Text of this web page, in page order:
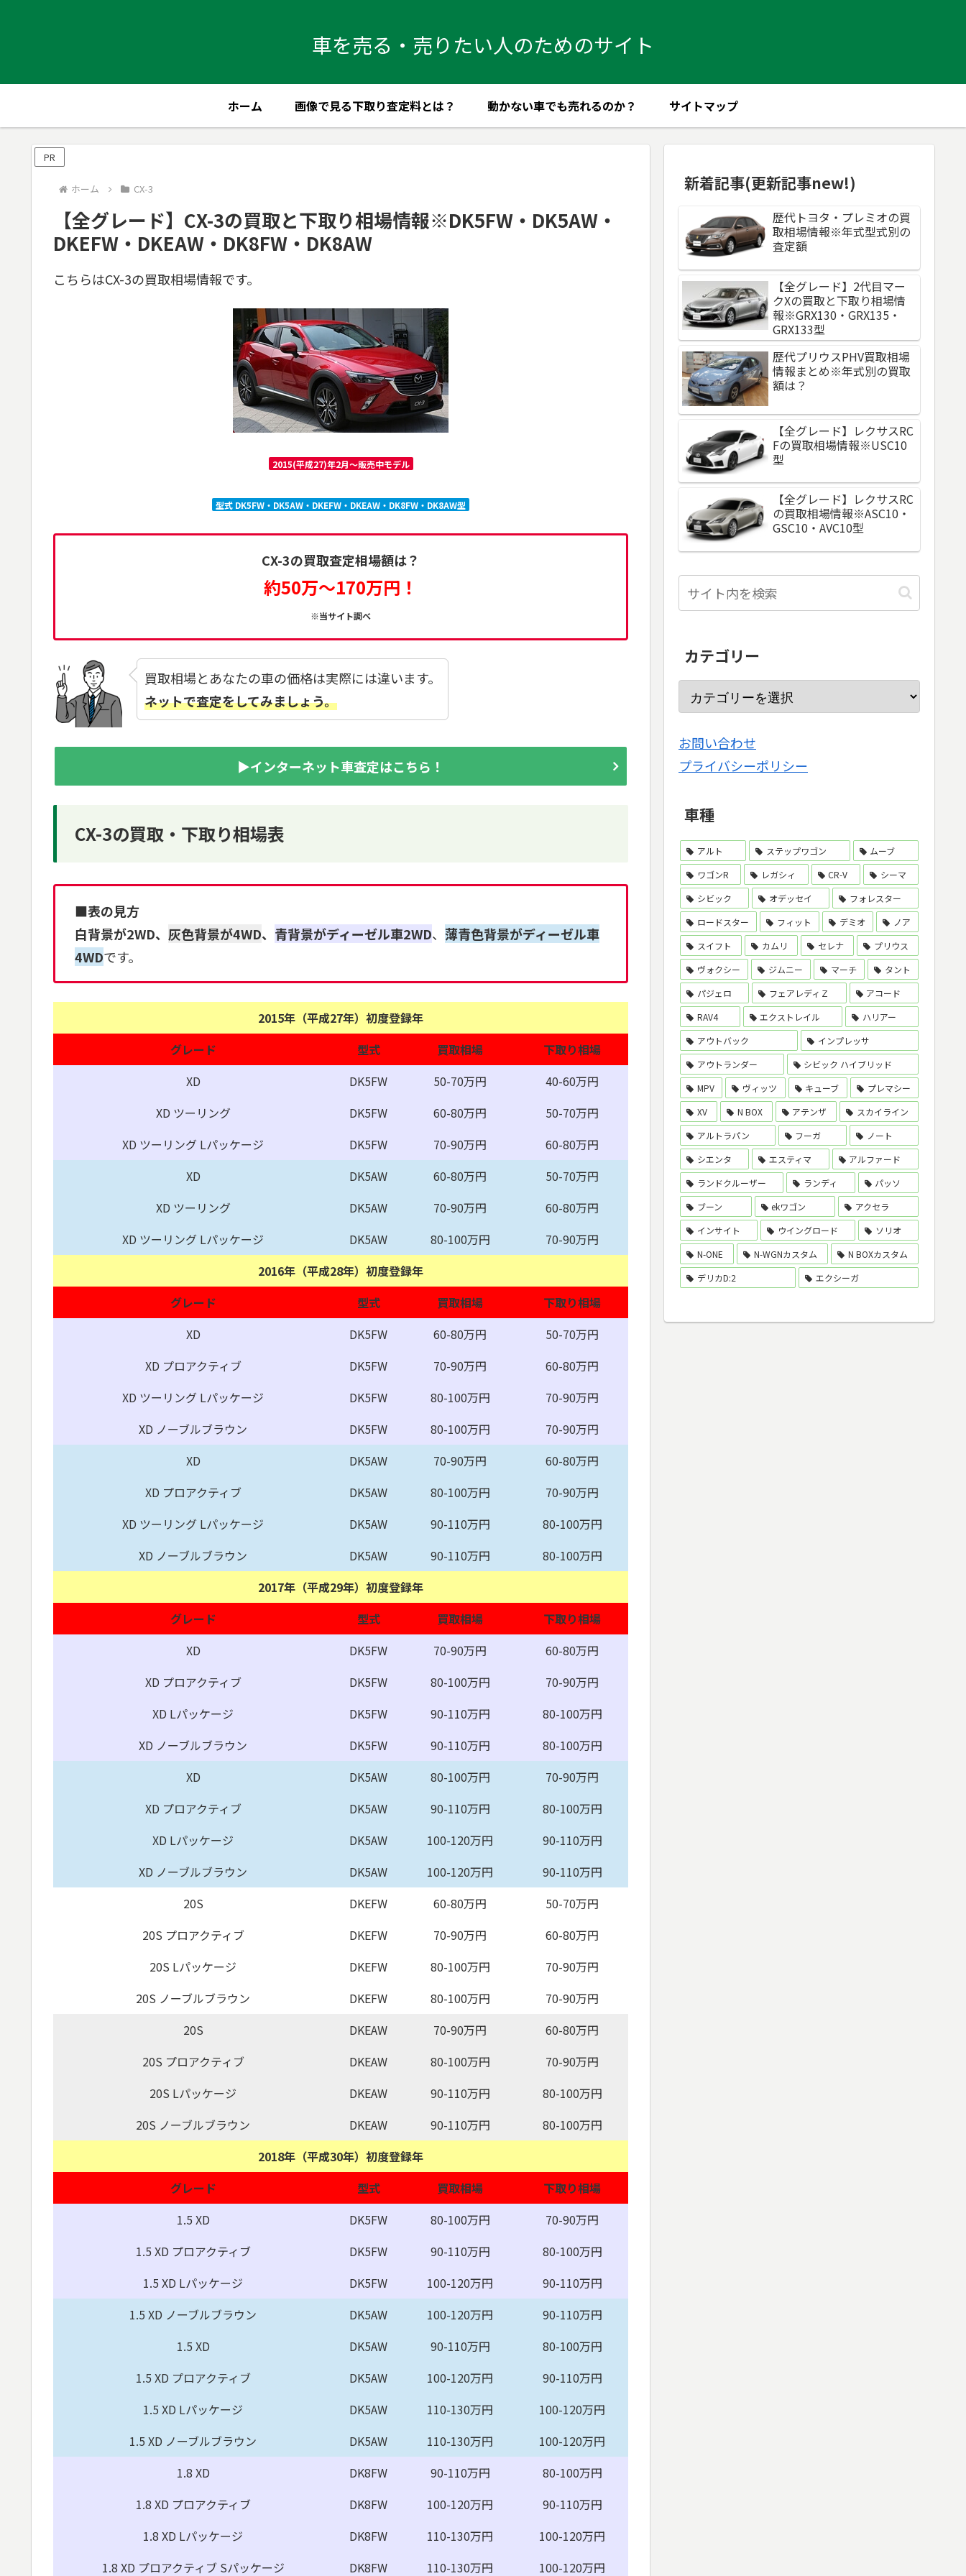
車を売る・売りたい人のためのサイト
ホーム 画像で見る下取り査定料とは？ 動かない車でも売れるのか？ サイトマップ
PR
ホーム CX-3
【全グレード】CX-3の買取と下取り相場情報※DK5FW・DK5AW・
DKEFW・DKEAW・DK8FW・DK8AW
こちらはCX-3の買取相場情報です。
2015(平成27)年2月～販売中モデル
型式 DK5FW・DK5AW・DKEFW・DKEAW・DK8FW・DK8AW型
CX-3の買取査定相場額は？
約50万～170万円！
※当サイト調べ
買取相場とあなたの車の価格は実際には違います。
ネットで査定をしてみましょう。
▶インターネット車査定はこちら！
CX-3の買取・下取り相場表
■表の見方
白背景が2WD、 灰色背景が4WD、 青背景がディーゼル車2WD、 薄青色背景がディーゼル車
4WDです。
2015年（平成27年）初度登録年
グレード
型式 買取相場
下取り相場
XD
DK5FW 50-70万円
40-60万円
XD ツーリング
DK5FW 60-80万円
50-70万円
XD ツーリング Lパッケージ
DK5FW 70-90万円
60-80万円
XD
DK5AW 60-80万円
50-70万円
XD ツーリング
DK5AW 70-90万円
60-80万円
XD ツーリング Lパッケージ
DK5AW 80-100万円
70-90万円
2016年（平成28年）初度登録年
グレード
型式 買取相場
下取り相場
XD
DK5FW 60-80万円
50-70万円
XD プロアクティブ
DK5FW 70-90万円
60-80万円
XD ツーリング Lパッケージ
DK5FW 80-100万円
70-90万円
XD ノーブルブラウン
DK5FW 80-100万円
70-90万円
XD
DK5AW 70-90万円
60-80万円
XD プロアクティブ
DK5AW 80-100万円
70-90万円
XD ツーリング Lパッケージ
DK5AW 90-110万円
80-100万円
XD ノーブルブラウン
DK5AW 90-110万円
80-100万円
2017年（平成29年）初度登録年
グレード
型式 買取相場
下取り相場
XD
DK5FW 70-90万円
60-80万円
XD プロアクティブ
DK5FW 80-100万円
70-90万円
XD Lパッケージ
DK5FW 90-110万円
80-100万円
XD ノーブルブラウン
DK5FW 90-110万円
80-100万円
XD
DK5AW 80-100万円
70-90万円
XD プロアクティブ
DK5AW 90-110万円
80-100万円
XD Lパッケージ
DK5AW 100-120万円
90-110万円
XD ノーブルブラウン
DK5AW 100-120万円
90-110万円
20S
DKEFW 60-80万円
50-70万円
20S プロアクティブ
DKEFW 70-90万円
60-80万円
20S Lパッケージ
DKEFW 80-100万円
70-90万円
20S ノーブルブラウン
DKEFW 80-100万円
70-90万円
20S
DKEAW 70-90万円
60-80万円
20S プロアクティブ
DKEAW 80-100万円
70-90万円
20S Lパッケージ
DKEAW 90-110万円
80-100万円
20S ノーブルブラウン
DKEAW 90-110万円
80-100万円
2018年（平成30年）初度登録年
グレード
型式 買取相場
下取り相場
1.5 XD
DK5FW 80-100万円
70-90万円
1.5 XD プロアクティブ
DK5FW 90-110万円
80-100万円
1.5 XD Lパッケージ
DK5FW 100-120万円
90-110万円
1.5 XD ノーブルブラウン
DK5AW 100-120万円
90-110万円
1.5 XD
DK5AW 90-110万円
80-100万円
1.5 XD プロアクティブ
DK5AW 100-120万円
90-110万円
1.5 XD Lパッケージ
DK5AW 110-130万円
100-120万円
1.5 XD ノーブルブラウン
DK5AW 110-130万円
100-120万円
1.8 XD
DK8FW 90-110万円
80-100万円
1.8 XD プロアクティブ
DK8FW 100-120万円
90-110万円
1.8 XD Lパッケージ
DK8FW 110-130万円
100-120万円
1.8 XD プロアクティブ Sパッケージ
DK8FW 110-130万円 100-120万円
新着記事(更新記事new!)
歴代トヨタ・プレミオの買
取相場情報※年式型式別の
査定額
【全グレード】2代目マー
クXの買取と下取り相場情
報※GRX130・GRX135・
GRX133型
歴代プリウスPHV買取相場
情報まとめ※年式別の買取
額は？
【全グレード】レクサスRC
Fの買取相場情報※USC10
型
【全グレード】レクサスRC
の買取相場情報※ASC10・
GSC10・AVC10型
カテゴリー
お問い合わせ
プライバシーポリシー
車種
アルト ステップワゴン
ムーブ
ワゴンR
レガシィ CR-V
シーマ
シビック
オデッセイ
フォレスター
ロードスター
フィット デミオ
ノア
スイフト
カムリ セレナ
プリウス
ヴォクシー
ジムニー マーチ
タント
パジェロ
フェアレディＺ
アコード
RAV4
エクストレイル
ハリアー
アウトバック
インプレッサ
アウトランダー
シビック ハイブリッド
MPV
ヴィッツ キューブ
プレマシー
XV
N BOX アテンザ
スカイライン
アルトラパン
フーガ
ノート
シエンタ
エスティマ
アルファード
ランドクルーザー
ランディ
パッソ
ブーン
ekワゴン
アクセラ
インサイト
ウイングロード
ソリオ
N-ONE
N-WGNカスタム
N BOXカスタム
デリカD:2
エクシーガ